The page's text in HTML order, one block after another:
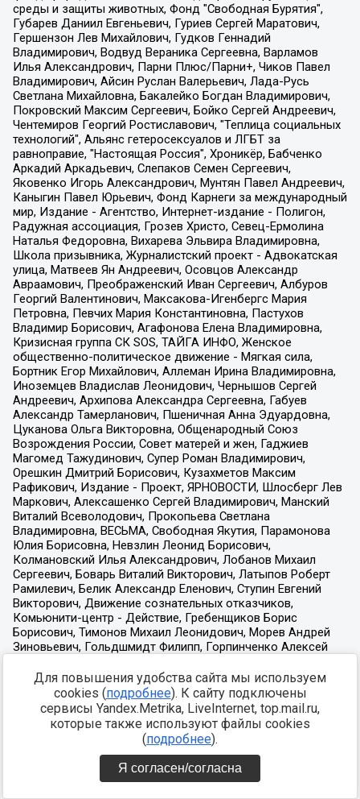
Для повышения удобства сайта мы используем
cookies (подробнее). К сайту подключены
сервисы Yandex.Metrika, LiveInternet, top.mail.ru,
которые также используют файлы cookies
(подробнее).
Я согласен/согласна